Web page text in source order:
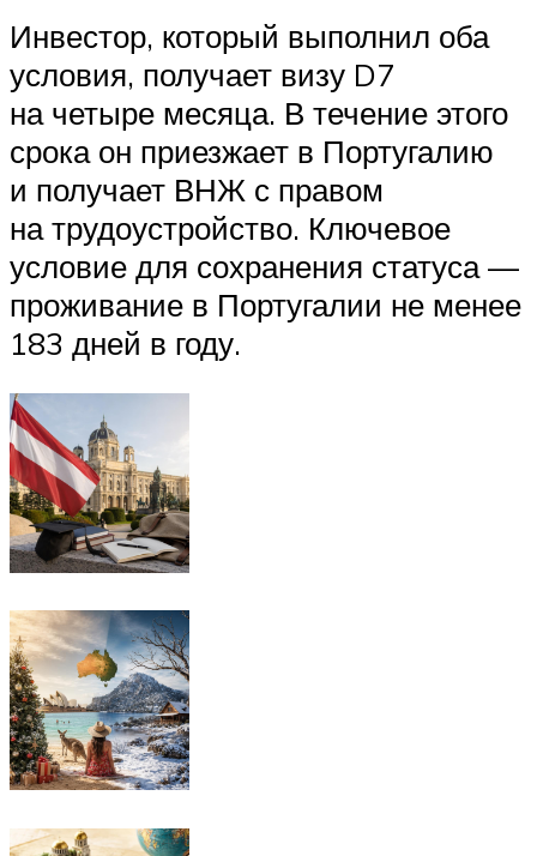
Инвестор, который выполнил оба
условия, получает визу D7
на четыре месяца. В течение этого
срока он приезжает в Португалию
и получает ВНЖ с правом
на трудоустройство. Ключевое
условие для сохранения статуса —
проживание в Португалии не менее
183 дней в году.